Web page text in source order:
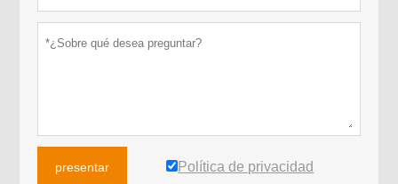
presentar Política de privacidad